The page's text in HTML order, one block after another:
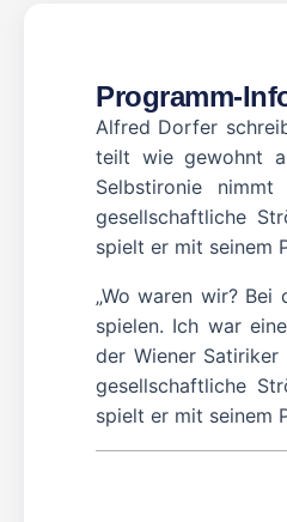
Programm-
Alfred Dorfer
teilt wie gewohnt
Selbstironie
gesellschaftliche
spielt er mit seinem
„Wo waren wir? Bei
spielen. Ich war
der Wiener
gesellschaftliche
spielt er mit seinem